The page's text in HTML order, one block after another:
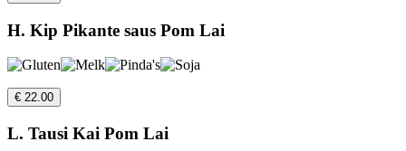
H. Kip Pikante saus Pom Lai
€ 22.00
L. Tausi Kai Pom Lai